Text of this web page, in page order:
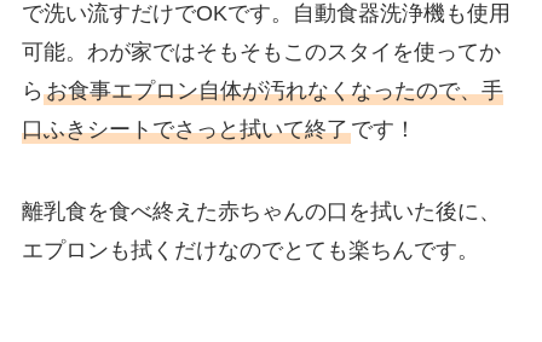
で洗い流すだけでOKです。自動食器洗浄機も使用
可能。わが家ではそもそもこのスタイを使ってか
ら お食事エプロン自体が汚れなくなったので、手
口ふきシートでさっと拭いて終了です！
離乳食を食べ終えた赤ちゃんの口を拭いた後に、
エプロンも拭くだけなのでとても楽ちんです。